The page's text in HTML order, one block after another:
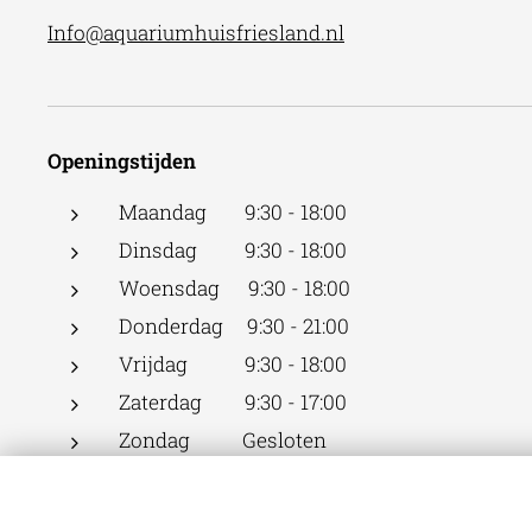
Info@aquariumhuisfriesland.nl
Openingstijden
Maandag 9:30 - 18:00
Dinsdag 9:30 - 18:00
Woensdag 9:30 - 18:00
Donderdag 9:30 - 21:00
Vrijdag 9:30 - 18:00
Zaterdag 9:30 - 17:00
Zondag Gesloten